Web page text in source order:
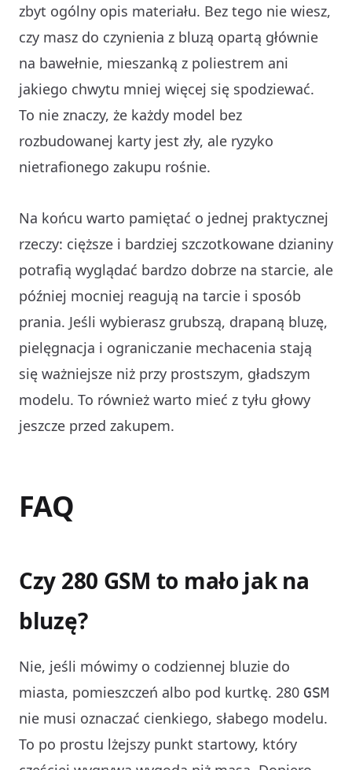
zbyt ogólny opis materiału. Bez tego nie wiesz,
czy masz do czynienia z bluzą opartą głównie
na bawełnie, mieszanką z poliestrem ani
jakiego chwytu mniej więcej się spodziewać.
To nie znaczy, że każdy model bez
rozbudowanej karty jest zły, ale ryzyko
nietrafionego zakupu rośnie.
Na końcu warto pamiętać o jednej praktycznej
rzeczy: cięższe i bardziej szczotkowane dzianiny
potrafią wyglądać bardzo dobrze na starcie, ale
później mocniej reagują na tarcie i sposób
prania. Jeśli wybierasz grubszą, drapaną bluzę,
pielęgnacja i ograniczanie mechacenia stają
się ważniejsze niż przy prostszym, gładszym
modelu. To również warto mieć z tyłu głowy
jeszcze przed zakupem.
FAQ
Czy 280 GSM to mało jak na
bluzę?
Nie, jeśli mówimy o codziennej bluzie do
miasta, pomieszczeń albo pod kurtkę. 280 GSM
nie musi oznaczać cienkiego, słabego modelu.
To po prostu lżejszy punkt startowy, który